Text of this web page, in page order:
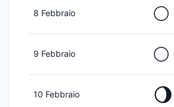
8 Febbraio 🌕
9 Febbraio 🌕
10 Febbraio 🌖